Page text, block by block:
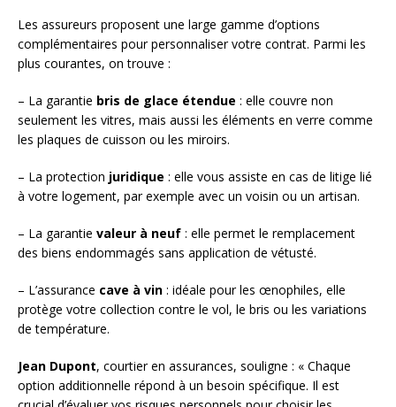
Les assureurs proposent une large gamme d’options
complémentaires pour personnaliser votre contrat. Parmi les
plus courantes, on trouve :
– La garantie bris de glace étendue : elle couvre non
seulement les vitres, mais aussi les éléments en verre comme
les plaques de cuisson ou les miroirs.
– La protection juridique : elle vous assiste en cas de litige lié
à votre logement, par exemple avec un voisin ou un artisan.
– La garantie valeur à neuf : elle permet le remplacement
des biens endommagés sans application de vétusté.
– L’assurance cave à vin : idéale pour les œnophiles, elle
protège votre collection contre le vol, le bris ou les variations
de température.
Jean Dupont, courtier en assurances, souligne : « Chaque
option additionnelle répond à un besoin spécifique. Il est